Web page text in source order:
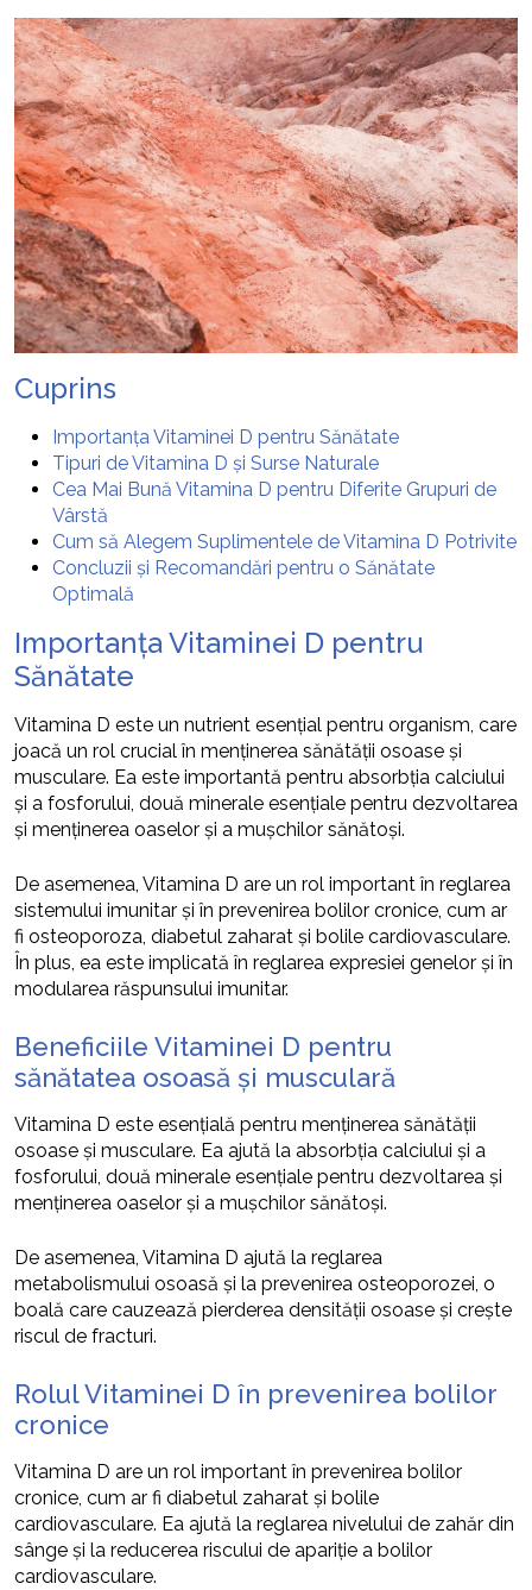
Cuprins
Importanța Vitaminei D pentru Sănătate
Tipuri de Vitamina D și Surse Naturale
Cea Mai Bună Vitamina D pentru Diferite Grupuri de
Vârstă
Cum să Alegem Suplimentele de Vitamina D Potrivite
Concluzii și Recomandări pentru o Sănătate
Optimală
Importanța Vitaminei D pentru
Sănătate
Vitamina D este un nutrient esențial pentru organism, care
joacă un rol crucial în menținerea sănătății osoase și
musculare. Ea este importantă pentru absorbția calciului
și a fosforului, două minerale esențiale pentru dezvoltarea
și menținerea oaselor și a mușchilor sănătoși.
De asemenea, Vitamina D are un rol important în reglarea
sistemului imunitar și în prevenirea bolilor cronice, cum ar
fi osteoporoza, diabetul zaharat și bolile cardiovasculare.
În plus, ea este implicată în reglarea expresiei genelor și în
modularea răspunsului imunitar.
Beneficiile Vitaminei D pentru
sănătatea osoasă și musculară
Vitamina D este esențială pentru menținerea sănătății
osoase și musculare. Ea ajută la absorbția calciului și a
fosforului, două minerale esențiale pentru dezvoltarea și
menținerea oaselor și a mușchilor sănătoși.
De asemenea, Vitamina D ajută la reglarea
metabolismului osoasă și la prevenirea osteoporozei, o
boală care cauzează pierderea densității osoase și crește
riscul de fracturi.
Rolul Vitaminei D în prevenirea bolilor
cronice
Vitamina D are un rol important în prevenirea bolilor
cronice, cum ar fi diabetul zaharat și bolile
cardiovasculare. Ea ajută la reglarea nivelului de zahăr din
sânge și la reducerea riscului de apariție a bolilor
cardiovasculare.